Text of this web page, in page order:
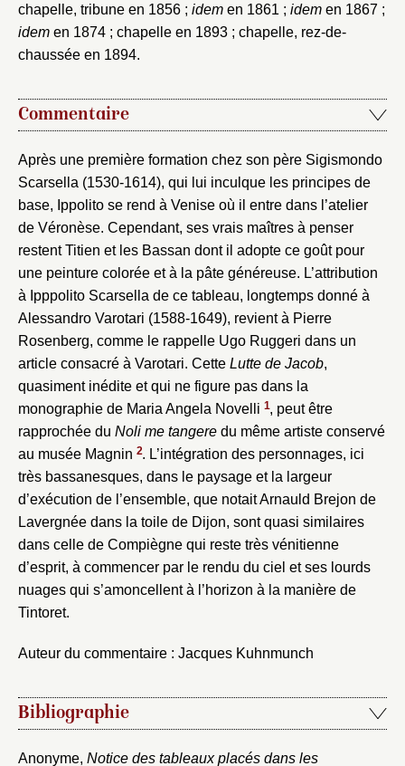
chapelle, tribune en 1856 ; idem en 1861 ; idem en 1867 ;
idem en 1874 ; chapelle en 1893 ; chapelle, rez-de-
chaussée en 1894.
Commentaire
Après une première formation chez son père Sigismondo
Scarsella (1530-1614), qui lui inculque les principes de
base, Ippolito se rend à Venise où il entre dans l’atelier
de Véronèse. Cependant, ses vrais maîtres à penser
restent Titien et les Bassan dont il adopte ce goût pour
une peinture colorée et à la pâte généreuse. L’attribution
à Ipppolito Scarsella de ce tableau, longtemps donné à
Alessandro Varotari (1588-1649), revient à Pierre
Rosenberg, comme le rappelle Ugo Ruggeri dans un
article consacré à Varotari. Cette Lutte de Jacob,
quasiment inédite et qui ne figure pas dans la
monographie de Maria Angela Novelli 1, peut être
rapprochée du Noli me tangere du même artiste conservé
au musée Magnin 2. L’intégration des personnages, ici
très bassanesques, dans le paysage et la largeur
d’exécution de l’ensemble, que notait Arnauld Brejon de
Lavergnée dans la toile de Dijon, sont quasi similaires
dans celle de Compiègne qui reste très vénitienne
d’esprit, à commencer par le rendu du ciel et ses lourds
nuages qui s’amoncellent à l’horizon à la manière de
Tintoret.
Auteur du commentaire : Jacques Kuhnmunch
Bibliographie
Anonyme, Notice des tableaux placés dans les